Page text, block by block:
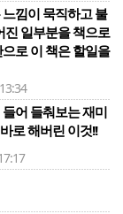
낌이 묵직하고 불
진 일부분을 책으로
로 이 책은 할일을
어 들춰보는 재미
로 해버린 이것!!